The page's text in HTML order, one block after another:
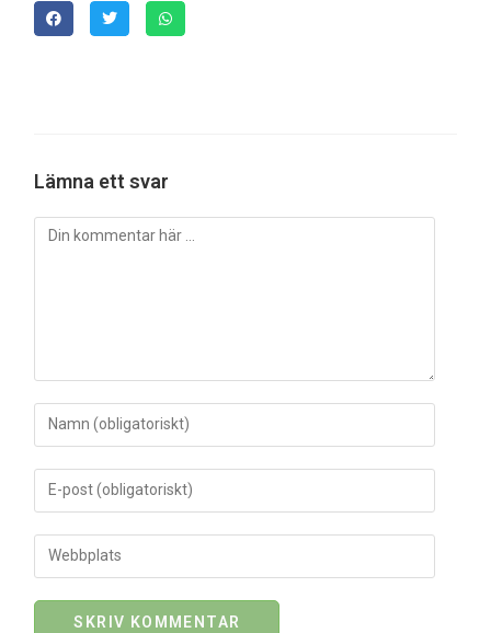
Lämna ett svar